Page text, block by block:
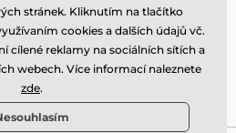
stránek. Kliknutím na tlačítko
cookies a dalších údajů vč.
cílené reklamy na sociálních sítích a
webech. Více informací naleznete
zde.